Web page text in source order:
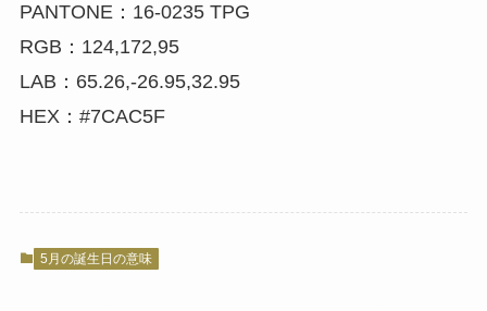
PANTONE：16-0235 TPG
RGB：124,172,95
LAB：65.26,-26.95,32.95
HEX：#7CAC5F
5月の誕生日の意味